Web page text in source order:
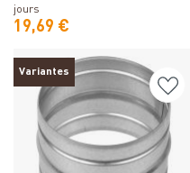
jours
19,69 €
Variantes